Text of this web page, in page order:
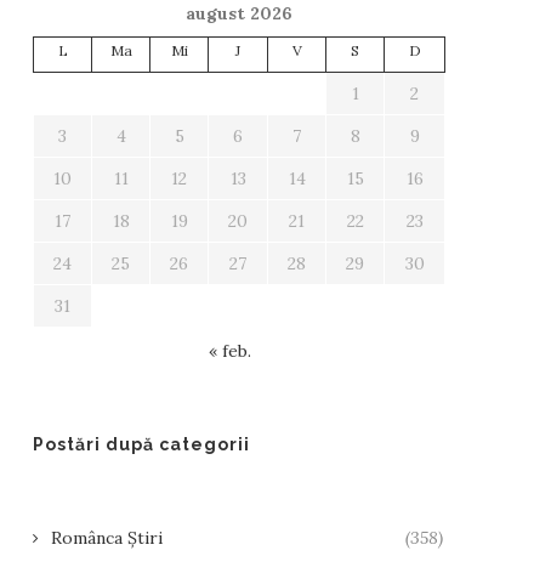
august 2026
L Ma Mi J V S D
1
2
3
4 5 6 7 8
9
10
11 12 13 14 15
16
17
18 19 20 21 22
23
24
25 26 27 28 29
30
31
« feb.
Postări după categorii
Românca Știri (358)